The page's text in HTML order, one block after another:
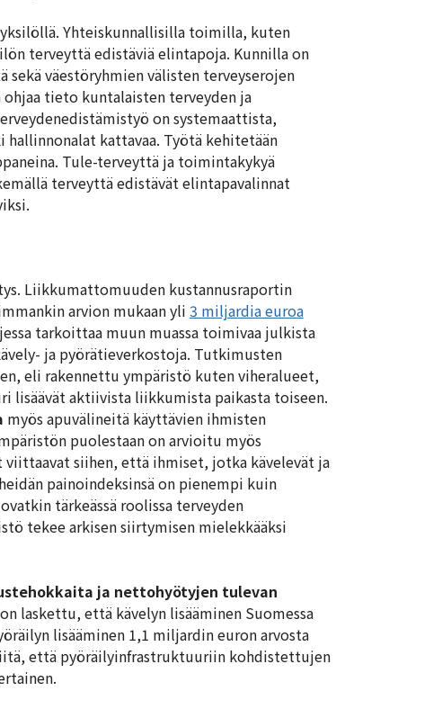
Yhteiskunnallisilla toimilla, kuten
terveyttä edistäviä elintapoja. Kunnilla on
sekä väestöryhmien välisten terveyserojen
tieto kuntalaisten terveyden ja
on systemaattista,
kattavaa. Työtä kehitetään
Tule-terveyttä ja toimintakykyä
terveyttä edistävät elintapavalinnat
Liikkumattomuuden kustannusraportin
arvion mukaan yli 3 miljardia euroa
tarkoittaa muun muassa toimivaa julkista
ja pyörätieverkostoja. Tutkimusten
eli rakennettu ympäristö kuten viheralueet,
lisäävät aktiivista liikkumista paikasta toiseen.
myös apuvälineitä käyttävien ihmisten
puolestaan on arvioitu myös
siihen, että ihmiset, jotka kävelevät ja
painoindeksinsä on pienempi kuin
tärkeässä roolissa terveyden
tekee arkisen siirtymisen mielekkääksi
ja nettohyötyjen tulevan
laskettu, että kävelyn lisääminen Suomessa
lisääminen 1,1 miljardin euron arvosta
että pyöräilyinfrastruktuuriin kohdistettujen